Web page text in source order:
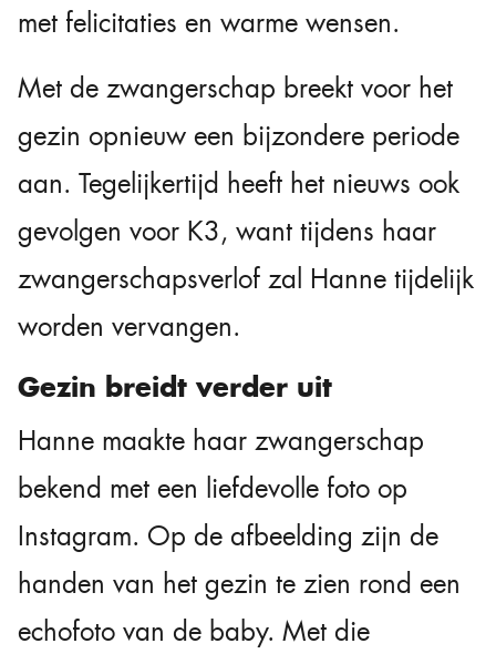
met felicitaties en warme wensen.
Met de zwangerschap breekt voor het
gezin opnieuw een bijzondere periode
aan. Tegelijkertijd heeft het nieuws ook
gevolgen voor K3, want tijdens haar
zwangerschapsverlof zal Hanne tijdelijk
worden vervangen.
Gezin breidt verder uit
Hanne maakte haar zwangerschap
bekend met een liefdevolle foto op
Instagram. Op de afbeelding zijn de
handen van het gezin te zien rond een
echofoto van de baby. Met die